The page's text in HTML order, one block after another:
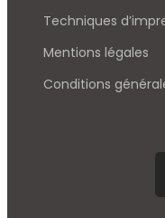
Techniques
Mentions légales
Conditions